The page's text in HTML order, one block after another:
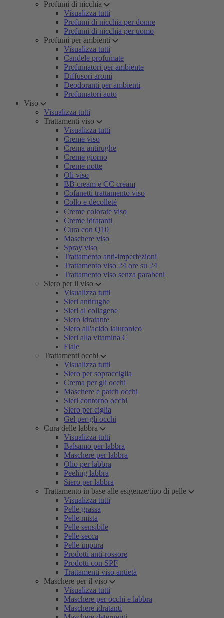
Profumi di nicchia
Visualizza tutti
Profumi di nicchia per donne
Profumi di nicchia per uomo
Profumi per ambienti
Visualizza tutti
Candele profumate
Profumatori per ambiente
Diffusori aromi
Deodoranti per ambienti
Profumatori auto
Viso
Visualizza tutti
Trattamenti viso
Visualizza tutti
Creme viso
Crema antirughe
Creme giorno
Creme notte
Oli viso
BB cream e CC cream
Cofanetti trattamento viso
Collo e décolleté
Creme colorate viso
Creme idratanti
Cura con Q10
Maschere viso
Spray viso
Trattamento anti-imperfezioni
Trattamento viso 24 ore su 24
Trattamento viso senza parabeni
Siero per il viso
Visualizza tutti
Sieri antirughe
Sieri al collagene
Siero idratante
Siero all'acido ialuronico
Sieri alla vitamina C
Fiale
Trattamenti occhi
Visualizza tutti
Siero per sopracciglia
Crema per gli occhi
Maschere e patch occhi
Sieri contorno occhi
Siero per ciglia
Gel per gli occhi
Cura delle labbra
Visualizza tutti
Balsamo per labbra
Maschere per labbra
Olio per labbra
Peeling labbra
Siero per labbra
Trattamento in base alle esigenze/tipo di pelle
Visualizza tutti
Pelle grassa
Pelle mista
Pelle sensibile
Pelle secca
Pelle impura
Prodotti anti-rossore
Prodotti con SPF
Trattamenti viso antietà
Maschere per il viso
Visualizza tutti
Maschere per occhi e labbra
Maschere idratanti